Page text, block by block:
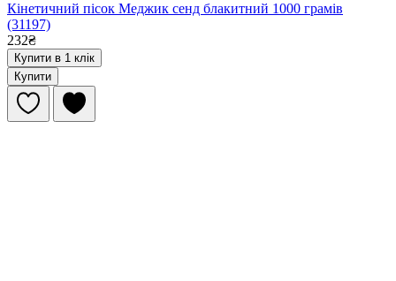
Кінетичний пісок Меджик сенд блакитний 1000 грамів
(31197)
232₴
Купити в 1 клік
Купити